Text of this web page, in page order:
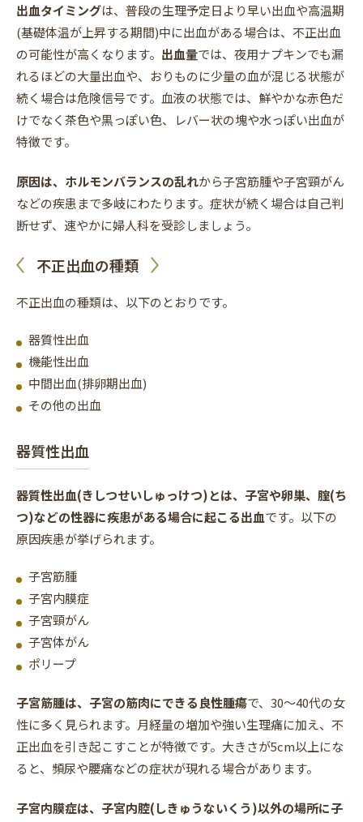
出血タイミングは、普段の生理予定日より早い出血や高温期
(基礎体温が上昇する期間)中に出血がある場合は、不正出血
の可能性が高くなります。 出血量では、夜用ナプキンでも漏
れるほどの大量出血や、おりものに少量の血が混じる状態が
続く場合は危険信号です。血液の状態では、鮮やかな赤色だ
けでなく茶色や黒っぽい色、レバー状の塊や水っぽい出血が
特徴です。
原因は、ホルモンバランスの乱れから子宮筋腫や子宮頸がん
などの疾患まで多岐にわたります。症状が続く場合は自己判
断せず、速やかに婦人科を受診しましょう。
不正出血の種類
不正出血の種類は、以下のとおりです。
器質性出血
機能性出血
中間出血(排卵期出血)
その他の出血
器質性出血
器質性出血(きしつせいしゅっけつ)とは、子宮や卵巣、腟(ち
つ)などの性器に疾患がある場合に起こる出血です。以下の
原因疾患が挙げられます。
子宮筋腫
子宮内膜症
子宮頸がん
子宮体がん
ポリープ
子宮筋腫は、子宮の筋肉にできる良性腫瘍で、30〜40代の女
性に多く見られます。月経量の増加や強い生理痛に加え、不
正出血を引き起こすことが特徴です。大きさが5cm以上にな
ると、頻尿や腰痛などの症状が現れる場合があります。
子宮内膜症は、子宮内腔(しきゅうないくう)以外の場所に子